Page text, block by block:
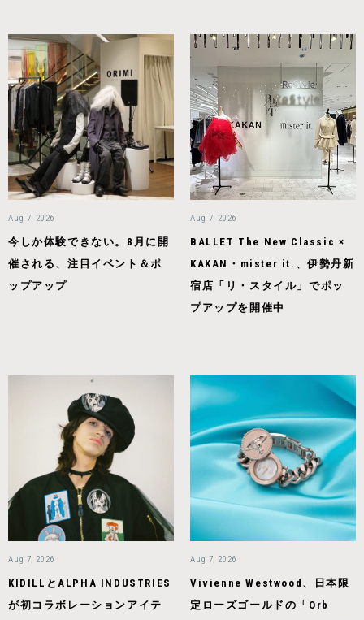
Aug 7, 2026
今しか体験できない。8月に開
催される、注目イベント＆ポ
ップアップ
Aug 7, 2026
BALLET The New Classic ×
KAKAN・mister it.、伊勢丹新
宿店「リ・スタイル」でポッ
プアップを開催中
Aug 7, 2026
KIDILLとALPHA INDUSTRIES
が初コラボレーションアイテ
Aug 7, 2026
Vivienne Westwood、日本限
定ローズゴールドの「Orb